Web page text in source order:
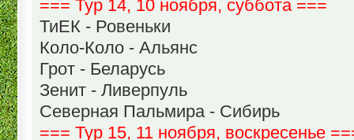
=== Тур 14, 10 ноября, суббота ===
ТиЕК - Ровеньки
Коло-Коло - Альянс
Грот - Беларусь
Зенит - Ливерпуль
Северная Пальмира - Сибирь
=== Тур 15, 11 ноября, воскресенье